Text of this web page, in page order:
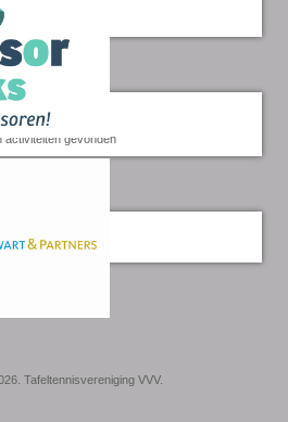
activiteiten gevonden
Twitter
Tafeltennisvereniging VVV.